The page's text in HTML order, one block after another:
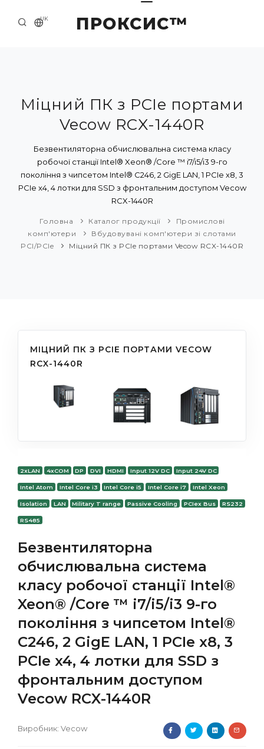
ПРОКСИС™
UK
ПРО НАС
ПРИКЛАДИ ТА РІШЕННЯ
КАТАЛОГ ПРОДУКЦІЇ
НОВИНИ
Міцний ПК з PCIe портами
Vecow RCX-1440R
Безвентиляторна обчислювальна система класу
робочої станції Intel® Xeon® /Core ™ i7/i5/i3 9-го
покоління з чипсетом Intel® C246, 2 GigE LAN, 1 PCIe x8, 3
PCIe x4, 4 лотки для SSD з фронтальним доступом Vecow
RCX-1440R
Головна Каталог продукції
Промислові
комп'ютери
Вбудовувані комп'ютери зі слотами
PCI/PCIe
Міцний ПК з PCIe портами Vecow RCX-1440R
МІЦНИЙ ПК З PCIE ПОРТАМИ VECOW
RCX-1440R
2xLAN 4xCOM DP DVI HDMI Input 12V DC Input 24V DC
Intel Atom Intel Core i3 Intel Core i5 Intel Core i7 Intel Xeon
Isolation LAN Military T range Passive Cooling PCIex Bus RS232
RS485
Безвентиляторна
обчислювальна система
класу робочої станції Intel®
Xeon® /Core ™ i7/i5/i3 9-го
покоління з чипсетом Intel®
C246, 2 GigE LAN, 1 PCIe x8, 3
PCIe x4, 4 лотки для SSD з
фронтальним доступом
Vecow RCX-1440R
Виробник: Vecow